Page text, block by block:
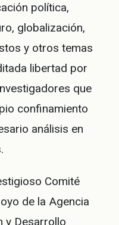
política,
globalización,
y otros temas
libertad por
que
confinamiento
análisis en
Comité
de la Agencia
y Desarrollo